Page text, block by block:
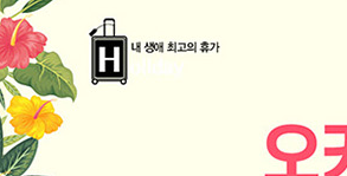
나와 섬까지 둘러보는 9박10일 장기여행
속의 다른 일본, 오키나와 역사
와 여행 만들기
와 교통 완전정복